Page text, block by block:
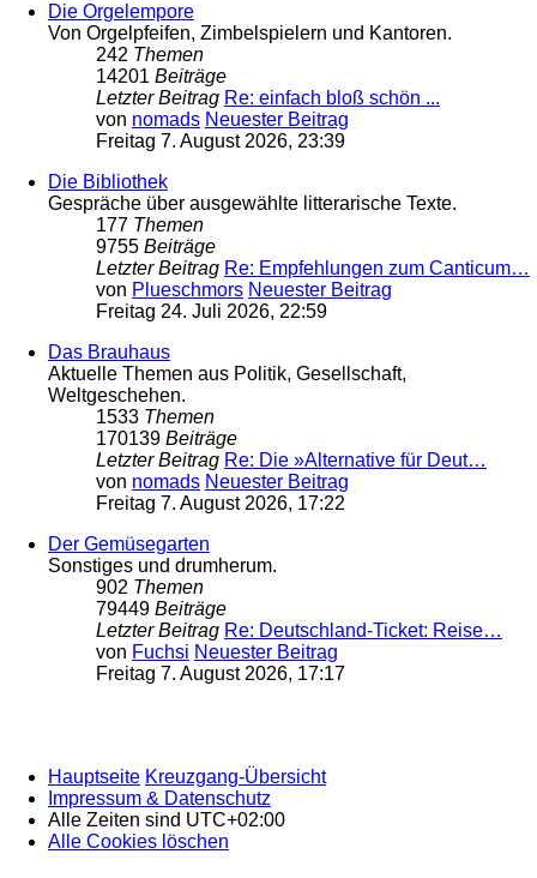
Die Orgelempore
Von Orgelpfeifen, Zimbelspielern und Kantoren.
242 Themen
14201 Beiträge
Letzter Beitrag Re: einfach bloß schön ...
von nomads Neuester Beitrag
Freitag 7. August 2026, 23:39
Die Bibliothek
Gespräche über ausgewählte litterarische Texte.
177 Themen
9755 Beiträge
Letzter Beitrag Re: Empfehlungen zum Canticum…
von Plueschmors Neuester Beitrag
Freitag 24. Juli 2026, 22:59
Das Brauhaus
Aktuelle Themen aus Politik, Gesellschaft,
Weltgeschehen.
1533 Themen
170139 Beiträge
Letzter Beitrag Re: Die »Alternative für Deut…
von nomads Neuester Beitrag
Freitag 7. August 2026, 17:22
Der Gemüsegarten
Sonstiges und drumherum.
902 Themen
79449 Beiträge
Letzter Beitrag Re: Deutschland-Ticket: Reise…
von Fuchsi Neuester Beitrag
Freitag 7. August 2026, 17:17
Hauptseite Kreuzgang-Übersicht
Impressum & Datenschutz
Alle Zeiten sind UTC+02:00
Alle Cookies löschen